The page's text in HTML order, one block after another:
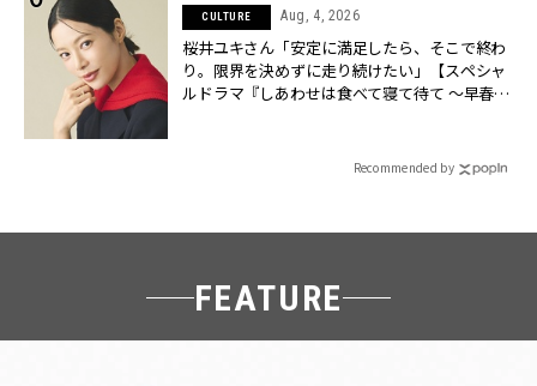
CULTURE Aug, 4, 2026
桜井ユキさん「安定に満足したら、そこで終わ
り。限界を決めずに走り続けたい」【スペシャ
ルドラマ『しあわせは食べて寝て待て ～早春の
Recommended by
FEATURE